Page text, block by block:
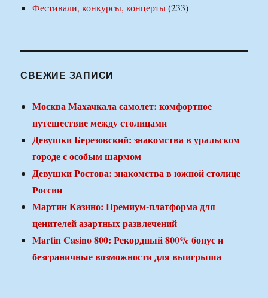
Фестивали, конкурсы, концерты(233)
СВЕЖИЕ ЗАПИСИ
Москва Махачкала самолет: комфортное
путешествие между столицами
Девушки Березовский: знакомства в уральском
городе с особым шармом
Девушки Ростова: знакомства в южной столице
России
Мартин Казино: Премиум-платформа для
ценителей азартных развлечений
Martin Casino 800: Рекордный 800% бонус и
безграничные возможности для выигрыша